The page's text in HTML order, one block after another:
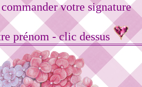
votre signature
prénom - clic dessus